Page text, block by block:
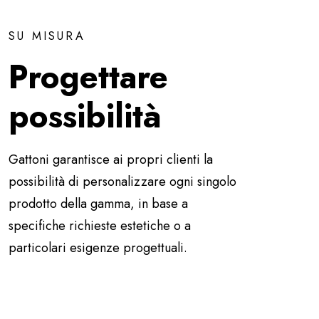
SU MISURA
Progettare
possibilità
Gattoni garantisce ai propri clienti la
possibilità di personalizzare ogni singolo
prodotto della gamma, in base a
specifiche richieste estetiche o a
particolari esigenze progettuali.